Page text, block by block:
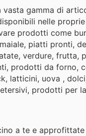
vasta gamma di
nelle
prodotti come
piatti pronti,
verdure, frutta,
prodotti da forno,
latticini, uova ,
prodotti per
a te e